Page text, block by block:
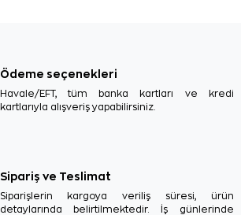
Ödeme seçenekleri
Havale/EFT, tüm banka kartları ve kredi
kartlarıyla alışveriş yapabilirsiniz.
Sipariş ve Teslimat
Siparişlerin kargoya veriliş süresi, ürün
detaylarında belirtilmektedir. İş günlerinde